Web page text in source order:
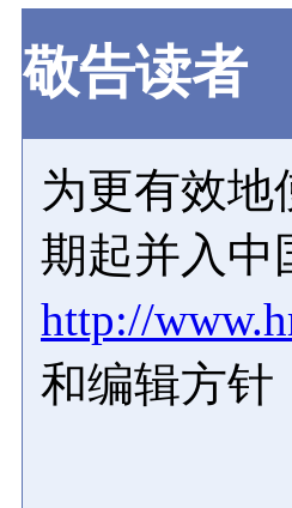
敬告读者
为更有效地
期起并入中
http://
和编辑方针